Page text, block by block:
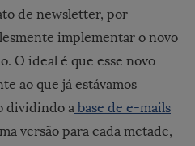
de newsletter, por
implementar o novo
O ideal é que esse novo
ao que já estávamos
dividindo a base de e-mails
versão para cada metade,